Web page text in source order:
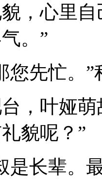
，心里
。”
您先忙。”
，叶娅
貌呢？”
是长辈。